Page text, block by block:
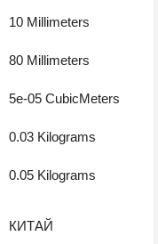
10 Millimeters
80 Millimeters
5e-05 CubicMeters
0.03 Kilograms
0.05 Kilograms
КИТАЙ